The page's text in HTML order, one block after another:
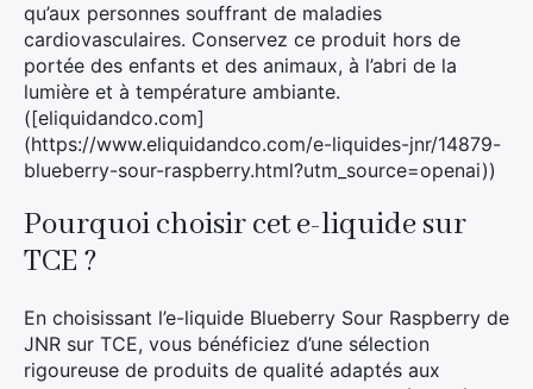
qu’aux personnes souffrant de maladies
cardiovasculaires. Conservez ce produit hors de
portée des enfants et des animaux, à l’abri de la
lumière et à température ambiante.
([eliquidandco.com]
(https://www.eliquidandco.com/e-liquides-jnr/14879-
blueberry-sour-raspberry.html?utm_source=openai))
Pourquoi choisir cet e-liquide sur
TCE ?
En choisissant l’e-liquide Blueberry Sour Raspberry de
JNR sur TCE, vous bénéficiez d’une sélection
rigoureuse de produits de qualité adaptés aux